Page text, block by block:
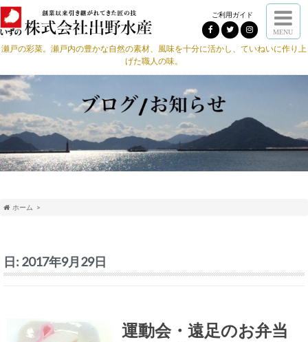
ご利用ガイド
MENU
瀬戸の彩菜。瀬戸内の豊かな自然の素材、風味を十分に活かし、ていねいに作り上
げた職人の味。
ホーム
日: 2017年9月29日
運動会・遠足のお弁当